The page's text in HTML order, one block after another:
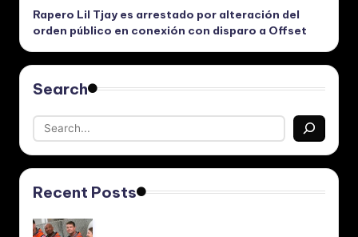
Rapero Lil Tjay es arrestado por alteración del
orden público en conexión con disparo a Offset
Search
Recent Posts